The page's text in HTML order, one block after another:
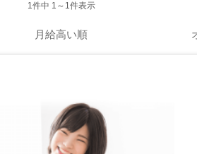
1件中 1～1件表示
月給高い順